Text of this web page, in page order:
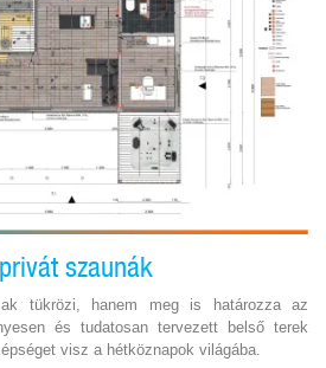
szaunák
tükrözi, hanem meg is határozza az
és tudatosan tervezett belső terek
visz a hétköznapok világába.